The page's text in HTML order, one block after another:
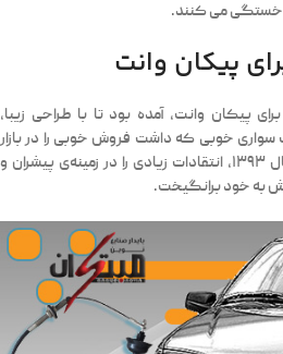
خستگی می کنند.
پیکان وانت
پیکان وانت، آمده بود تا با طراحی زیبا،
سواری خوبی که داشت فروش خوبی را در بازار
تجربه کند. اما از زمان عرضه در سال ۱۳۹۳، انتقادات زیادی را در زمینه‌ی پیشران و
به خود برانگیخت.